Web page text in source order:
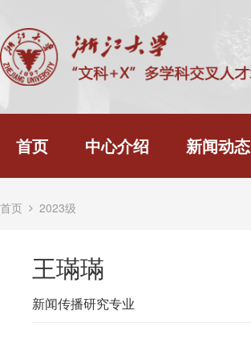
首页 中心介绍 新闻动态
首页 2023级
王璊璊
新闻传播研究专业